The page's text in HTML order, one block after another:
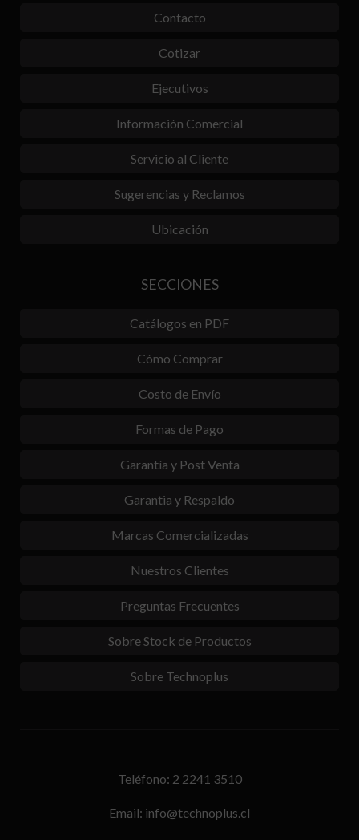
Contacto
Cotizar
Ejecutivos
Información Comercial
Servicio al Cliente
Sugerencias y Reclamos
Ubicación
SECCIONES
Catálogos en PDF
Cómo Comprar
Costo de Envío
Formas de Pago
Garantía y Post Venta
Garantia y Respaldo
Marcas Comercializadas
Nuestros Clientes
Preguntas Frecuentes
Sobre Stock de Productos
Sobre Technoplus
Teléfono: 2 2241 3510
Email: info@technoplus.cl